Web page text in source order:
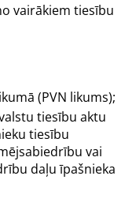
vairākiem tiesību
(PVN likums);
tiesību aktu
tiesību
vai
daļu īpašnieka